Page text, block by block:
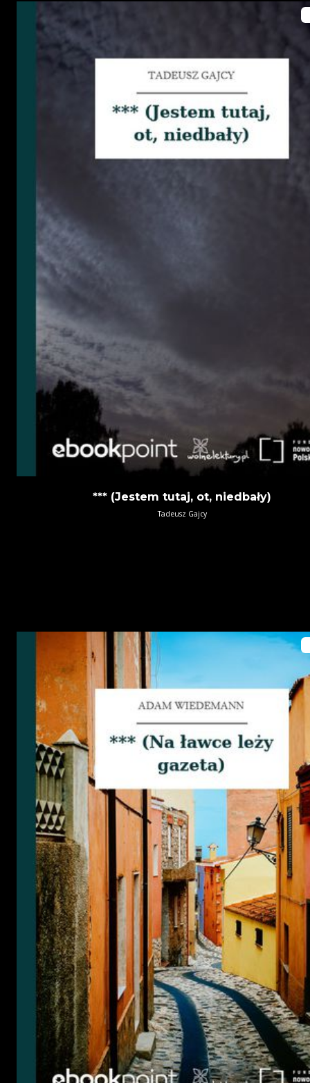
*** (Jestem tutaj, ot, niedbały)
Tadeusz Gajcy